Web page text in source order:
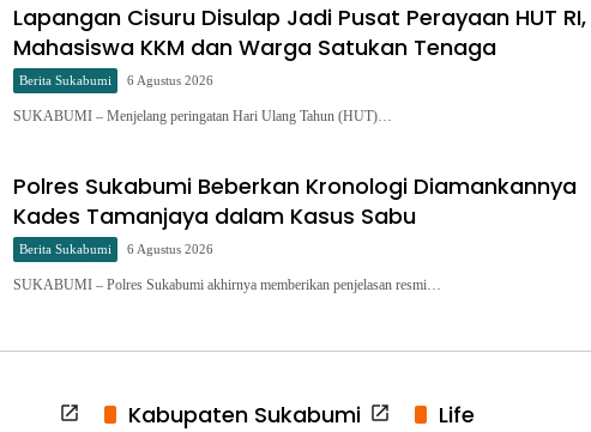
Lapangan Cisuru Disulap Jadi Pusat Perayaan HUT RI,
Mahasiswa KKM dan Warga Satukan Tenaga
Berita Sukabumi 6 Agustus 2026
SUKABUMI – Menjelang peringatan Hari Ulang Tahun (HUT)…
Polres Sukabumi Beberkan Kronologi Diamankannya
Kades Tamanjaya dalam Kasus Sabu
Berita Sukabumi 6 Agustus 2026
SUKABUMI – Polres Sukabumi akhirnya memberikan penjelasan resmi…
Kabupaten Sukabumi Life